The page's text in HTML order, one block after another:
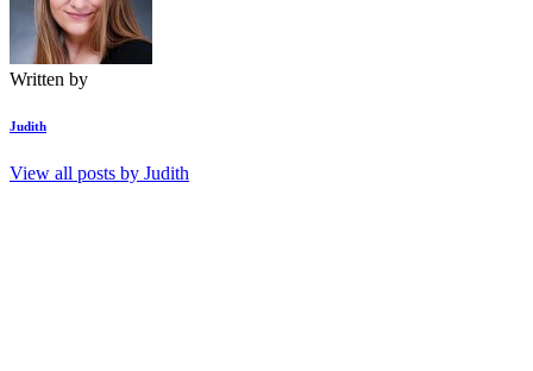
Written by
Judith
View all posts by Judith